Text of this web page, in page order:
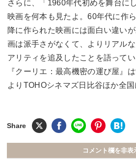
さらに、「1960年代初めを舞台に
映画を何本も見たよ。60年代に作
降に作られた映画には面白い違い
画は派手さがなくて、よりリアル
アリティを追及したことを語ってい
『クーリエ：最高機密の運び屋』
よりTOHOシネマズ日比谷ほか全国
コメント欄を非表